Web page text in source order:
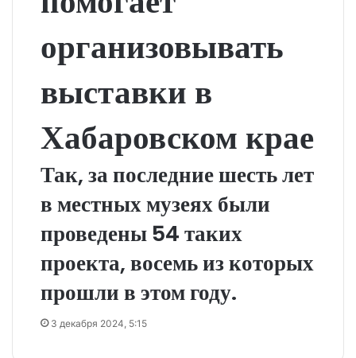
организовывать
выставки в
Хабаровском крае
Так, за последние шесть лет
в местных музеях были
проведены 54 таких
проекта, восемь из которых
прошли в этом году.
3 декабря 2024, 5:15